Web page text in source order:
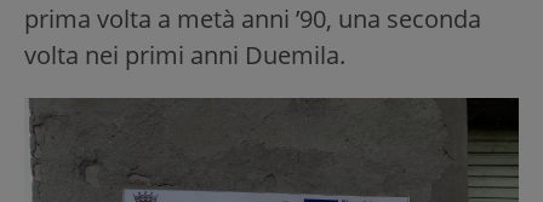
prima volta a metà anni ’90, una seconda
volta nei primi anni Duemila.